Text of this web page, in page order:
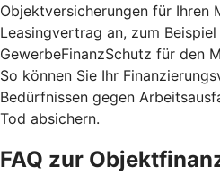
Objektversicherungen für Ihren
Leasingvertrag an, zum Beispiel
GewerbeFinanzSchutz für den
So können Sie Ihr
Bedürfnissen gegen
Tod absichern.
FAQ zur